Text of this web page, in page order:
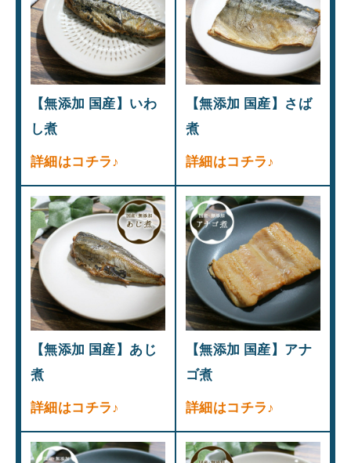
【無添加 国産】いわ
し煮
詳細はコチラ♪
【無添加 国産】さば
煮
詳細はコチラ♪
【無添加 国産】あじ
煮
詳細はコチラ♪
【無添加 国産】アナ
ゴ煮
詳細はコチラ♪